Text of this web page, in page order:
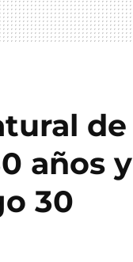
de
años y
30